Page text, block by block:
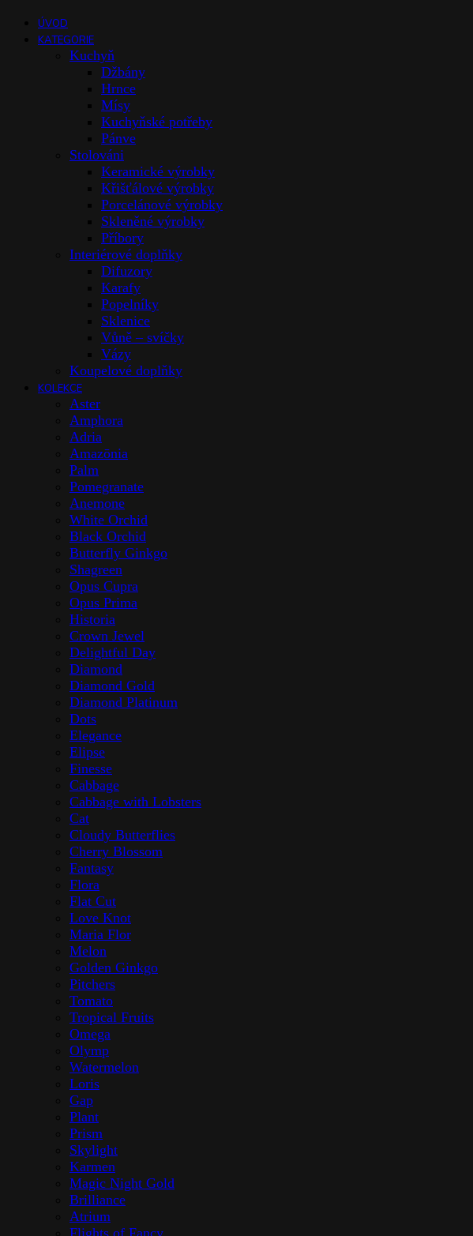
ÚVOD
KATEGORIE
Kuchyň
Džbány
Hrnce
Mísy
Kuchyňské potřeby
Pánve
Stolováni
Keramické výrobky
Křišťálové výrobky
Porcelánové výrobky
Skleněné výrobky
Příbory
Interiérové doplňky
Difuzory
Karafy
Popelníky
Sklenice
Vůně – svíčky
Vázy
Koupelové doplňky
KOLEKCE
Aster
Amphora
Adria
Amazōnia
Palm
Pomegranate
Anemone
White Orchid
Black Orchid
Butterfly Ginkgo
Shagreen
Opus Cupra
Opus Prima
Historia
Crown Jewel
Delightful Day
Diamond
Diamond Gold
Diamond Platinum
Dots
Elegance
Elipse
Finesse
Cabbage
Cabbage with Lobsters
Cat
Cloudy Butterflies
Cherry Blossom
Fantasy
Flora
Flat Cut
Love Knot
Maria Flor
Melon
Golden Ginkgo
Pitchers
Tomato
Tropical Fruits
Omega
Olymp
Watermelon
Loris
Gap
Plant
Prism
Skylight
Karmen
Magic Night Gold
Brilliance
Atrium
Flights of Fancy